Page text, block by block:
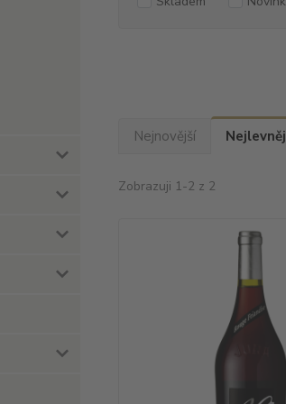
Nejnovější
Zobrazuji 1-2 z 2